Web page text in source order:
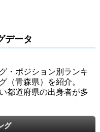
データ
・ポジション別ランキ
（青森県）を紹介。
都道府県の出身者が多
グ